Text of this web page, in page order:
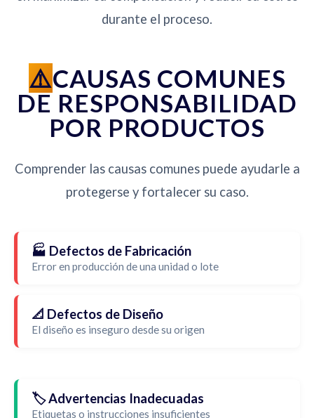
durante el proceso.
CAUSAS COMUNES
DE RESPONSABILIDAD
POR PRODUCTOS
Comprender las causas comunes puede ayudarle a
protegerse y fortalecer su caso.
🏭 Defectos de Fabricación
Error en producción de una unidad o lote
📐 Defectos de Diseño
El diseño es inseguro desde su origen
🏷️ Advertencias Inadecuadas
Etiquetas o instrucciones insuficientes